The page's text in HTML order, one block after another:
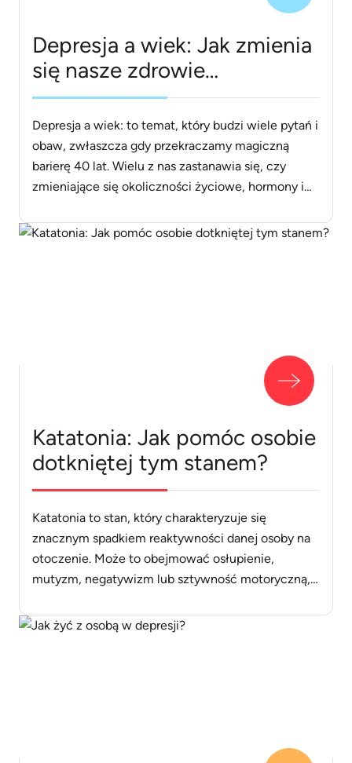
Depresja a wiek: Jak zmienia
się nasze zdrowie
psychiczne po 40-tce?
Depresja a wiek: to temat, który budzi wiele pytań i
obaw, zwłaszcza gdy przekraczamy magiczną
barierę 40 lat. Wielu z nas zastanawia się, czy
zmieniające się okoliczności życiowe, hormony i
psychiczne w tym kluczowym momencie życia.
Katatonia: Jak pomóc osobie
dotkniętej tym stanem?
Katatonia to stan, który charakteryzuje się
znacznym spadkiem reaktywności danej osoby na
otoczenie. Może to obejmować osłupienie,
mutyzm, negatywizm lub sztywność motoryczną,
osobie dotkniętej takim stanem? Dowiedz się